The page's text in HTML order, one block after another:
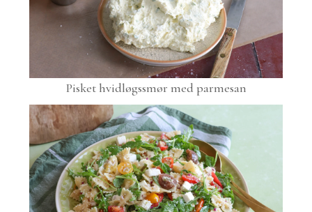
Pisket hvidløgssmør med parmesan